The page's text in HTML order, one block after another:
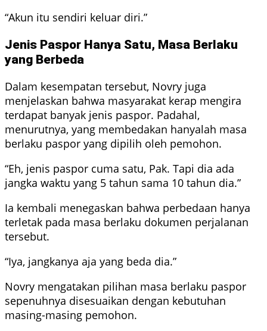
“Akun itu sendiri keluar diri.”
Jenis Paspor Hanya Satu, Masa Berlaku
yang Berbeda
Dalam kesempatan tersebut, Novry juga
menjelaskan bahwa masyarakat kerap mengira
terdapat banyak jenis paspor. Padahal,
menurutnya, yang membedakan hanyalah masa
berlaku paspor yang dipilih oleh pemohon.
“Eh, jenis paspor cuma satu, Pak. Tapi dia ada
jangka waktu yang 5 tahun sama 10 tahun dia.”
Ia kembali menegaskan bahwa perbedaan hanya
terletak pada masa berlaku dokumen perjalanan
tersebut.
“Iya, jangkanya aja yang beda dia.”
Novry mengatakan pilihan masa berlaku paspor
sepenuhnya disesuaikan dengan kebutuhan
masing-masing pemohon.